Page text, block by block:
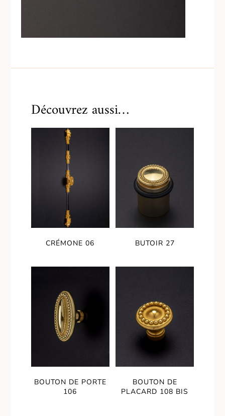
Découvrez aussi…
CRÉMONE 06 BUTOIR 27
BOUTON DE PORTE
106
BOUTON DE
PLACARD 108 BIS